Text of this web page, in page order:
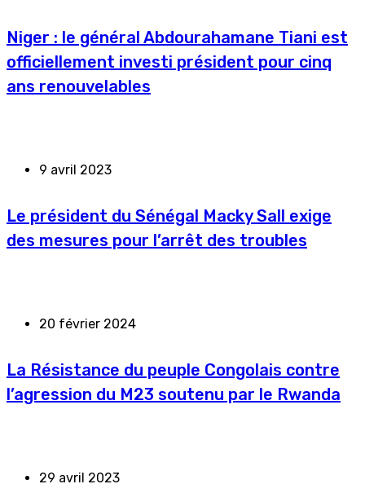
Niger : le général Abdourahamane Tiani est
officiellement investi président pour cinq
ans renouvelables
9 avril 2023
Le président du Sénégal Macky Sall exige
des mesures pour l’arrêt des troubles
20 février 2024
La Résistance du peuple Congolais contre
l’agression du M23 soutenu par le Rwanda
29 avril 2023